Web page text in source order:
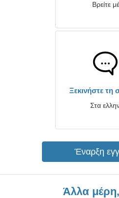
Βρείτε
Ξεκινήστε τη
Στα
Έναρξη
Άλλα